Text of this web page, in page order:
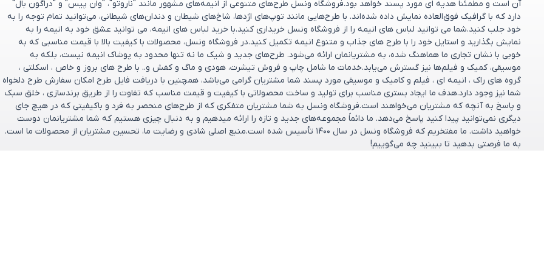
آن است و مطمئناً هدیه ای مورد پسند خواهد بود.فروشگاه ونسل طرح‌های متنوعی از انیمه‌های مشهور مانند "ناروتو"، "وان پیس" و "دراگون بال"
دارد که با گرافیک فوق‌العاده نمایش داده شده‌اند. با طرح‌هایی مانند توپ‌های اژدها، شاخ‌های شیطان و دندان‌های شیطانی، می‌توانید تمام توجه را به
خود جلب کنید.شما می توانید لباس های انیمه را از فروشگاه ونسل خریداری کنید.با خرید لباس های انیمه، می توانید عشق خود به انیمه را به
نمایش بگذارید و استایل خود را با طرح های جذاب و متنوع انیمه تکمیل کنید.در فروشگاه ونسل، محصولات با کیفیت بالا با قیمت مناسبی که به
خوبی با نشان تجاری ما هماهنگ شده، به مشتریانمان ارائه می‌شود. طرح‌های جدید و شیک ما نه تنها محدود به پوشاک انیمه نیست، بلکه به
موسیقی، کمیک و فیلم‌ها نیز گسترش می‌یابد.خدمات ما شامل چاپ و فروش تیشرت، هودی و ماگ و کفش و.. با طرح های بروز و خاص ، اسکلتی ،
گروه های راک ، انیمه ای ، فیلم و کامیک و موسیقی مورد پسند شما مشتریان گرامی می‌باشد، همچنین با دریافت فایل طرح امکان سفارش طرح دلخواه
شما نیز وجود دارد.هدف ما ایجاد بستری مناسب برای تولید و ساخت محصولاتی با کیفیت و قیمت مناسب که تفاوت را از طریق برندسازی ، خلق سبک
و پاسخ به آنچه که مشتریان می‌خواهند است.فروشگاه ونسل به شما مشتریان متفکری که از طرح‌های منحصر به‌ فرد و باکیفیتی که در هیچ جای
دیگری نمی‌توانید پیدا کنید پاسخ می‌دهد. ما دائماً مجموعه‌های جدید و تازه را ارائه میدهیم و به دنبال چیزی هستیم که شما مشتریانمان دوست
خواهید داشت. ما مفتخریم که فروشگاه ونسل در سال ۱۴۰۰ تأسیس شده است.منبع اصلی شادی و رضایت ما، تحسین مشتریان از محصولات ما است.
به ما فرصتی بدهید تا ببینید چه می‌گوییم!